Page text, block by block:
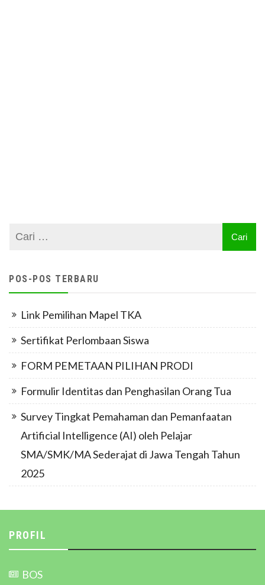
POS-POS TERBARU
Link Pemilihan Mapel TKA
Sertifikat Perlombaan Siswa
FORM PEMETAAN PILIHAN PRODI
Formulir Identitas dan Penghasilan Orang Tua
Survey Tingkat Pemahaman dan Pemanfaatan
Artificial Intelligence (AI) oleh Pelajar
SMA/SMK/MA Sederajat di Jawa Tengah Tahun
2025
PROFIL
BOS